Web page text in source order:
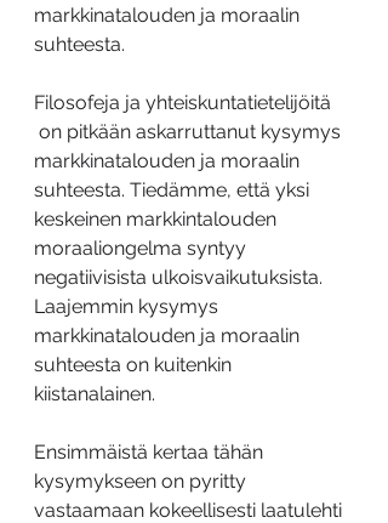
markkinatalouden ja moraalin
suhteesta.
Filosofeja ja yhteiskuntatietelijöitä
on pitkään askarruttanut kysymys
markkinatalouden ja moraalin
suhteesta. Tiedämme, että yksi
keskeinen markkintalouden
moraaliongelma syntyy
negatiivisista ulkoisvaikutuksista.
Laajemmin kysymys
markkinatalouden ja moraalin
suhteesta on kuitenkin
kiistanalainen.
Ensimmäistä kertaa tähän
kysymykseen on pyritty
vastaamaan kokeellisesti laatulehti